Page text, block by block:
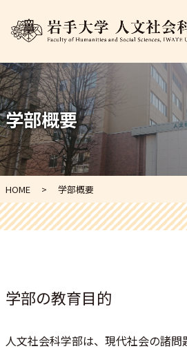
学部概要
HOME 学部概要
学部の教育目的
人文社会科学部は、現代社会の諸